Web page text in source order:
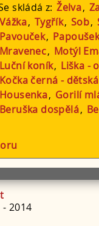
skládá z: Želva,
Vážka, Tygřík, Sob,
Pavouček,
Mravenec, Motýl
Luční koník, Liška -
Kočka černá - dětská
Housenka, Gorilí
Beruška dospělá,
- 2014